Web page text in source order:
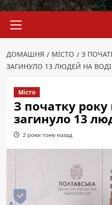
меню
ДОМАШНЯ МІСТО
З
ЗАГИНУЛО 13 ЛЮДЕЙ НА ВОДІ
Місто
З початку
загинуло 13
2 роки тому назад